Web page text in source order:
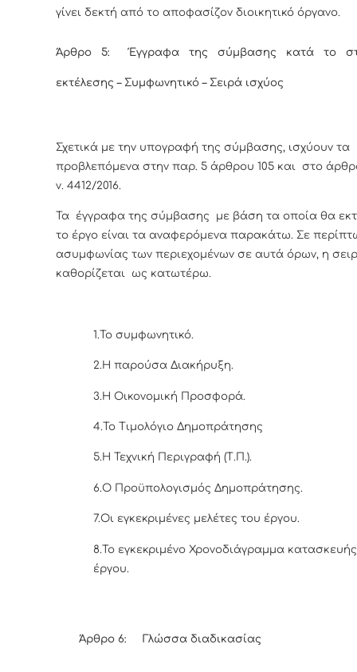
γίνει δεκτή από το αποφασίζον διοικητικό όργανο.
Άρθρο 5: Έγγραφα της σύμβασης κατά το
εκτέλεσης – Συμφωνητικό – Σειρά ισχύος
Σχετικά με την υπογραφή της σύμβασης, ισχύουν τα
προβλεπόμενα στην παρ. 5 άρθρου 105 και στο
ν. 4412/2016.
Τα έγγραφα της σύμβασης με βάση τα οποία θα
το έργο είναι τα αναφερόμενα παρακάτω. Σε
ασυμφωνίας των περιεχομένων σε αυτά όρων, η
καθορίζεται ως κατωτέρω.
1.Το συμφωνητικό.
2.Η παρούσα Διακήρυξη.
3.Η Οικονομική Προσφορά.
4.Το Τιμολόγιο Δημοπράτησης
5.Η Τεχνική Περιγραφή (Τ.Π.).
6.Ο Προϋπολογισμός Δημοπράτησης.
7.Οι εγκεκριμένες μελέτες του έργου.
8.Το εγκεκριμένο Χρονοδιάγραμμα
έργου.
Άρθρο 6: Γλώσσα διαδικασίας